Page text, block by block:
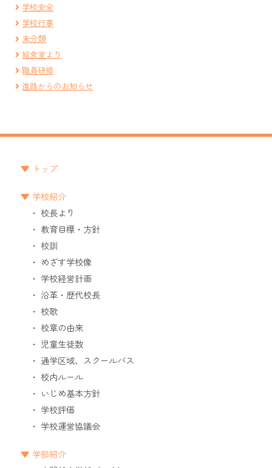
学校安全
学校行事
未分類
給食室より
職員研修
進路からのお知らせ
トップ
学校紹介
校長より
教育目標・方針
校訓
めざす学校像
学校経営計画
沿革・歴代校長
校歌
校章の由来
児童生徒数
通学区域、スクールバス
校内ルール
いじめ基本方針
学校評価
学校運営協議会
学部紹介